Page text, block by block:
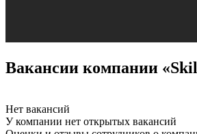
Вакансии компании
Нет вакансий
У компании нет открытых вакансий